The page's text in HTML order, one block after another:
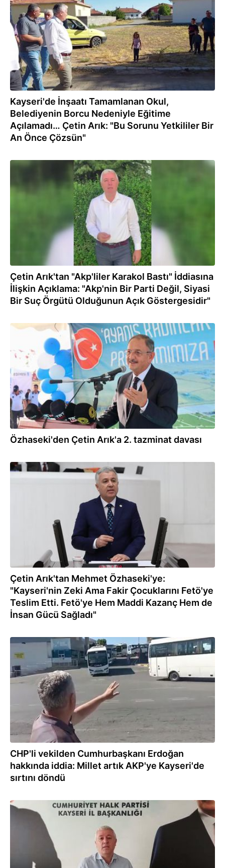
Kayseri'de İnşaatı Tamamlanan Okul,
Belediyenin Borcu Nedeniyle Eğitime
Açılamadı… Çetin Arık: "Bu Sorunu Yetkililer Bir
An Önce Çözsün"
Çetin Arık'tan "Akp'liler Karakol Bastı" İddiasına
İlişkin Açıklama: "Akp'nin Bir Parti Değil, Siyasi
Bir Suç Örgütü Olduğunun Açık Göstergesidir"
25.08.2022
Özhaseki'den Çetin Arık'a 2. tazminat davası
21.08.2022
Çetin Arık'tan Mehmet Özhaseki'ye:
"Kayseri'nin Zeki Ama Fakir Çocuklarını Fetö'ye
Teslim Etti. Fetö'ye Hem Maddi Kazanç Hem de
İnsan Gücü Sağladı"
23.07.2022
CHP'li vekilden Cumhurbaşkanı Erdoğan
hakkında iddia: Millet artık AKP'ye Kayseri'de
sırtını döndü
21.07.2022